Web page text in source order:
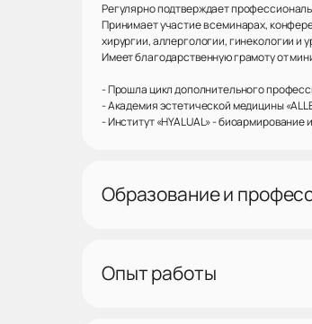
Регулярно подтверждает
Принимает участие в семинарах,
хирургии, аллергологии, гинекологии и
Имеет благодарственную грамоту от
- Прошла цикл дополнительного
- Академия эстетической медицины
- Институт «HYALUAL» -
Образование и
Опыт работы